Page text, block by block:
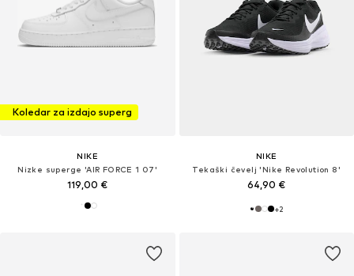
Koledar za izdajo superg
NIKE
Nizke superge 'AIR FORCE 1 07'
119,00 €
NIKE
Tekaški čevelj 'Nike Revolution 8'
64,90 €
+2